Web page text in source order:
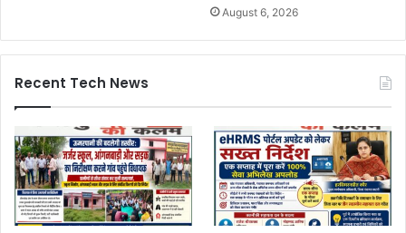
August 6, 2026
Recent Tech News